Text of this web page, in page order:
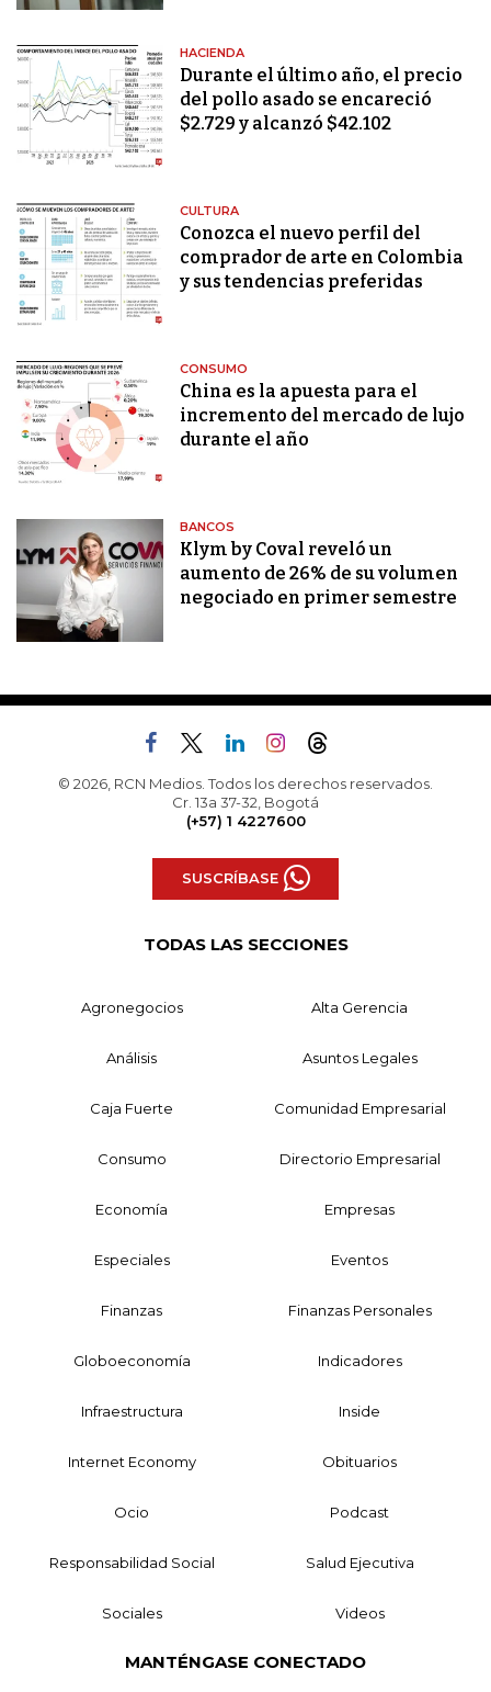
HACIENDA
Durante el último año, el precio
del pollo asado se encareció
$2.729 y alcanzó $42.102
CULTURA
Conozca el nuevo perfil del
comprador de arte en Colombia
y sus tendencias preferidas
CONSUMO
China es la apuesta para el
incremento del mercado de lujo
durante el año
BANCOS
Klym by Coval reveló un
aumento de 26% de su volumen
negociado en primer semestre
© 2026, RCN Medios. Todos los derechos reservados.
Cr. 13a 37-32, Bogotá
(+57) 1 4227600
SUSCRÍBASE
TODAS LAS SECCIONES
Agronegocios Alta Gerencia
Análisis Asuntos Legales
Caja Fuerte Comunidad Empresarial
Consumo Directorio Empresarial
Economía Empresas
Especiales Eventos
Finanzas Finanzas Personales
Globoeconomía Indicadores
Infraestructura Inside
Internet Economy Obituarios
Ocio Podcast
Responsabilidad Social Salud Ejecutiva
Sociales Videos
MANTÉNGASE CONECTADO